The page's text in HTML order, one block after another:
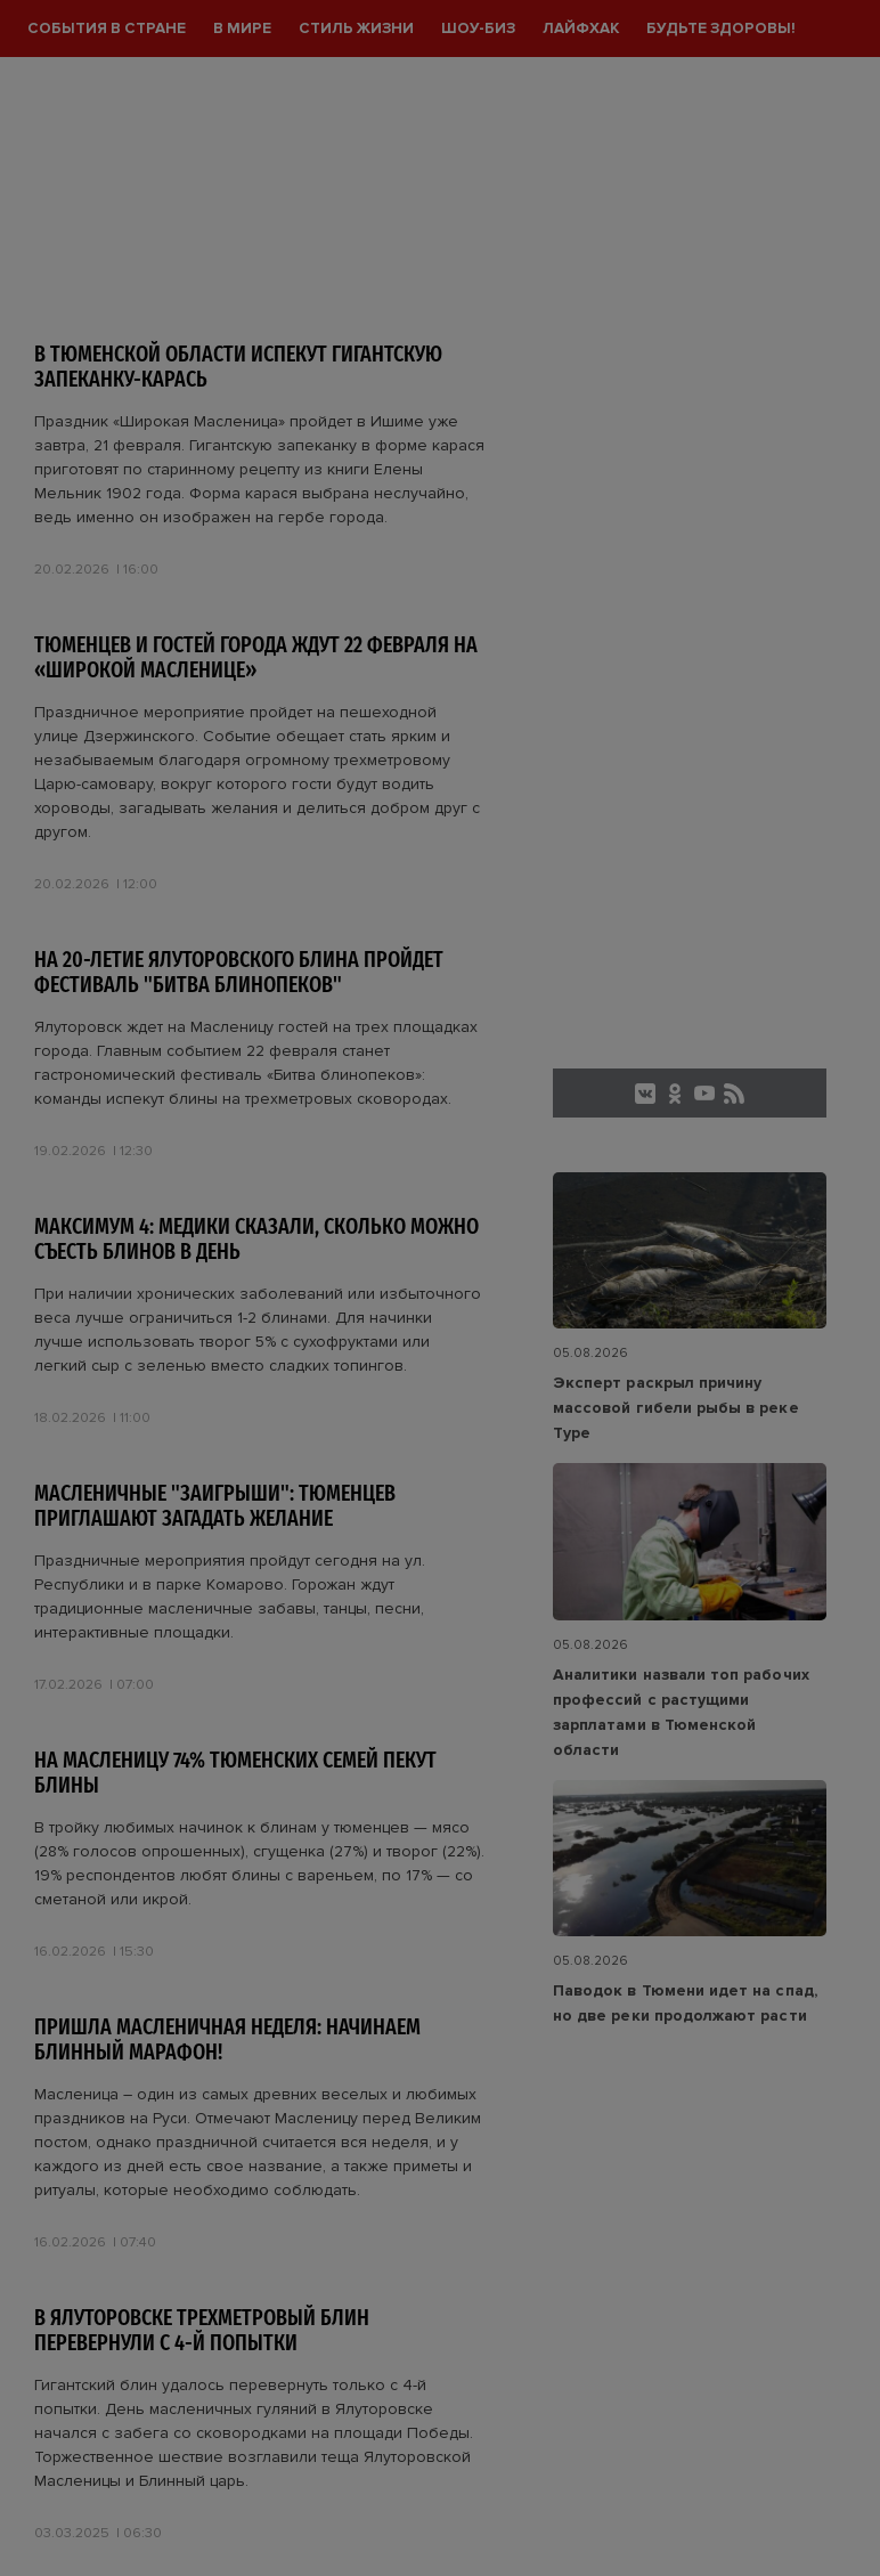
СОБЫТИЯ В СТРАНЕ В МИРЕ СТИЛЬ ЖИЗНИ ШОУ-БИЗ ЛАЙФХАК БУДЬТЕ ЗДОРОВЫ!
В ТЮМЕНСКОЙ ОБЛАСТИ ИСПЕКУТ ГИГАНТСКУЮ
ЗАПЕКАНКУ-КАРАСЬ
Праздник «Широкая Масленица» пройдет в Ишиме уже
завтра, 21 февраля. Гигантскую запеканку в форме карася
приготовят по старинному рецепту из книги Елены
Мельник 1902 года. Форма карася выбрана неслучайно,
ведь именно он изображен на гербе города.
20.02.2026 16:00
ТЮМЕНЦЕВ И ГОСТЕЙ ГОРОДА ЖДУТ 22 ФЕВРАЛЯ НА
«ШИРОКОЙ МАСЛЕНИЦЕ»
Праздничное мероприятие пройдет на пешеходной
улице Дзержинского. Событие обещает стать ярким и
незабываемым благодаря огромному трехметровому
Царю-самовару, вокруг которого гости будут водить
хороводы, загадывать желания и делиться добром друг с
другом.
20.02.2026 12:00
НА 20-ЛЕТИЕ ЯЛУТОРОВСКОГО БЛИНА ПРОЙДЕТ
ФЕСТИВАЛЬ "БИТВА БЛИНОПЕКОВ"
Ялуторовск ждет на Масленицу гостей на трех площадках
города. Главным событием 22 февраля станет
гастрономический фестиваль «Битва блинопеков»:
команды испекут блины на трехметровых сковородах.
19.02.2026 12:30
МАКСИМУМ 4: МЕДИКИ СКАЗАЛИ, СКОЛЬКО МОЖНО
СЪЕСТЬ БЛИНОВ В ДЕНЬ
При наличии хронических заболеваний или избыточного
веса лучше ограничиться 1-2 блинами. Для начинки
лучше использовать творог 5% с сухофруктами или
легкий сыр с зеленью вместо сладких топингов.
18.02.2026 11:00
МАСЛЕНИЧНЫЕ "ЗАИГРЫШИ": ТЮМЕНЦЕВ
ПРИГЛАШАЮТ ЗАГАДАТЬ ЖЕЛАНИЕ
Праздничные мероприятия пройдут сегодня на ул.
Республики и в парке Комарово. Горожан ждут
традиционные масленичные забавы, танцы, песни,
интерактивные площадки.
17.02.2026 07:00
НА МАСЛЕНИЦУ 74% ТЮМЕНСКИХ СЕМЕЙ ПЕКУТ
БЛИНЫ
В тройку любимых начинок к блинам у тюменцев — мясо
(28% голосов опрошенных), сгущенка (27%) и творог (22%).
19% респондентов любят блины с вареньем, по 17% — со
сметаной или икрой.
16.02.2026 15:30
ПРИШЛА МАСЛЕНИЧНАЯ НЕДЕЛЯ: НАЧИНАЕМ
БЛИННЫЙ МАРАФОН!
Масленица – один из самых древних веселых и любимых
праздников на Руси. Отмечают Масленицу перед Великим
постом, однако праздничной считается вся неделя, и у
каждого из дней есть свое название, а также приметы и
ритуалы, которые необходимо соблюдать.
16.02.2026 07:40
В ЯЛУТОРОВСКЕ ТРЕХМЕТРОВЫЙ БЛИН
ПЕРЕВЕРНУЛИ С 4-Й ПОПЫТКИ
Гигантский блин удалось перевернуть только с 4-й
попытки. День масленичных гуляний в Ялуторовске
начался с забега со сковородками на площади Победы.
Торжественное шествие возглавили теща Ялуторовской
Масленицы и Блинный царь.
03.03.2025 06:30
05.08.2026
Эксперт раскрыл причину
массовой гибели рыбы в реке
Туре
05.08.2026
Аналитики назвали топ рабочих
профессий с растущими
зарплатами в Тюменской
области
05.08.2026
Паводок в Тюмени идет на спад,
но две реки продолжают расти